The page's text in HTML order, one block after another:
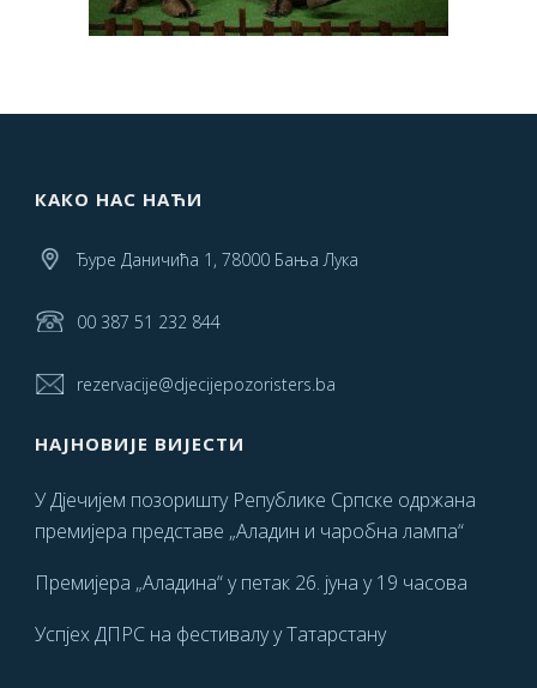
КАКО НАС НАЋИ
Ђуре Даничића 1, 78000 Бања Лука
00 387 51 232 844
rezervacije@djecijepozoristers.ba
НАЈНОВИЈЕ ВИЈЕСТИ
У Дјечијем позоришту Републике Српске одржана
премијера представе „Аладин и чаробна лампа“
Премијера „Аладина“ у петак 26. јуна у 19 часова
Успјех ДПРС на фестивалу у Татарстану